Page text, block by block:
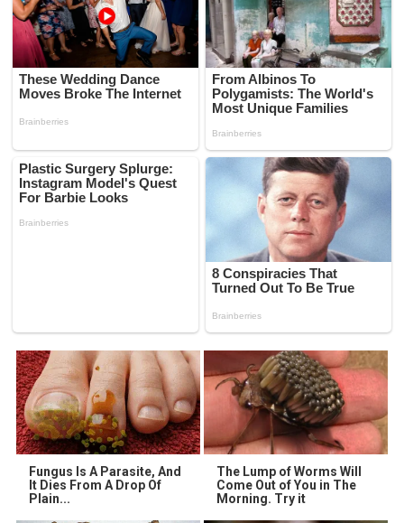
Fungus Is A Parasite, And
It Dies From A Drop Of
Plain...
The Lump of Worms Will
Come Out of You in The
Morning. Try it